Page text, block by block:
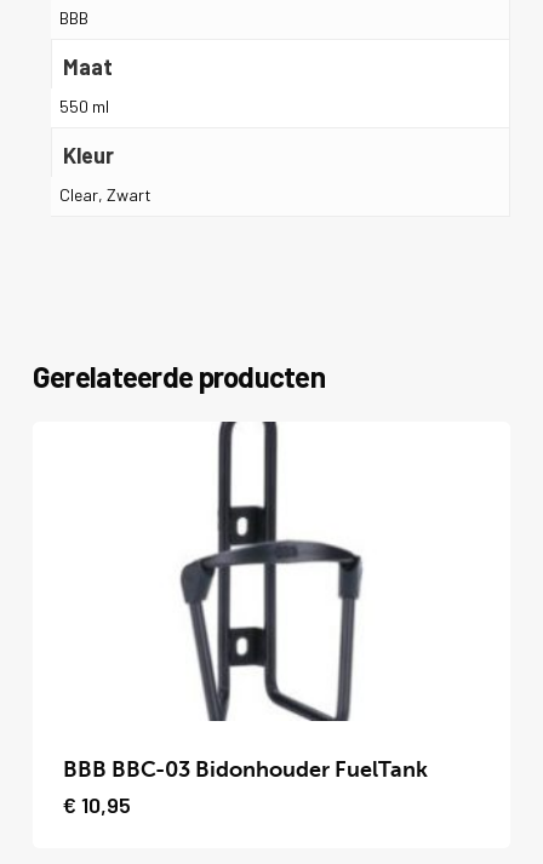
BBB
Maat
550 ml
Kleur
Clear, Zwart
Gerelateerde producten
product
heeft
BBB BBC-03 Bidonhouder FuelTank
€ 10,95